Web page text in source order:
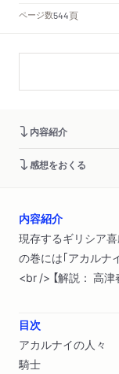
ページ数544頁
内容紹介
感想をおくる
内容紹介
現存するギリシア
の巻には｢アカルナ
<br /> 【解説： 高津
目次
アカルナイの人々
騎士